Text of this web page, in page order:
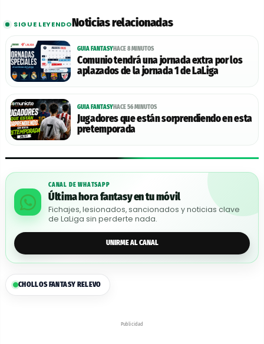
SIGUE LEYENDONoticias relacionadas
GUIA FANTASYHACE 8 MINUTOS
Comunio tendrá una jornada extra por los
aplazados de la jornada 1 de LaLiga
GUIA FANTASYHACE 56 MINUTOS
Jugadores que están sorprendiendo en esta
pretemporada
CANAL DE WHATSAPP
Última hora fantasy en tu móvil
Fichajes, lesionados, sancionados y noticias clave
de LaLiga sin perderte nada.
UNIRME AL CANAL
CHOLLOS FANTASY RELEVO
Publicidad